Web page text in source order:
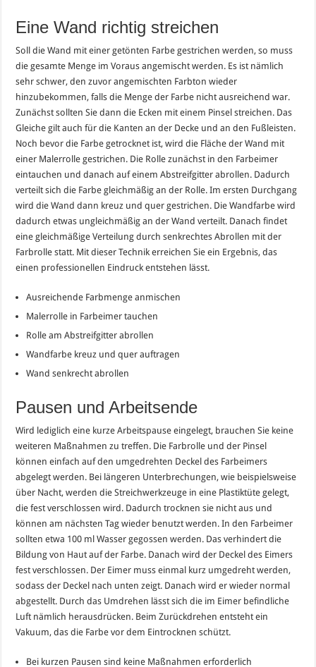
Eine Wand richtig streichen
Soll die Wand mit einer getönten Farbe gestrichen werden, so muss
die gesamte Menge im Voraus angemischt werden. Es ist nämlich
sehr schwer, den zuvor angemischten Farbton wieder
hinzubekommen, falls die Menge der Farbe nicht ausreichend war.
Zunächst sollten Sie dann die Ecken mit einem Pinsel streichen. Das
Gleiche gilt auch für die Kanten an der Decke und an den Fußleisten.
Noch bevor die Farbe getrocknet ist, wird die Fläche der Wand mit
einer Malerrolle gestrichen. Die Rolle zunächst in den Farbeimer
eintauchen und danach auf einem Abstreifgitter abrollen. Dadurch
verteilt sich die Farbe gleichmäßig an der Rolle. Im ersten Durchgang
wird die Wand dann kreuz und quer gestrichen. Die Wandfarbe wird
dadurch etwas ungleichmäßig an der Wand verteilt. Danach findet
eine gleichmäßige Verteilung durch senkrechtes Abrollen mit der
Farbrolle statt. Mit dieser Technik erreichen Sie ein Ergebnis, das
einen professionellen Eindruck entstehen lässt.
Ausreichende Farbmenge anmischen
Malerrolle in Farbeimer tauchen
Rolle am Abstreifgitter abrollen
Wandfarbe kreuz und quer auftragen
Wand senkrecht abrollen
Pausen und Arbeitsende
Wird lediglich eine kurze Arbeitspause eingelegt, brauchen Sie keine
weiteren Maßnahmen zu treffen. Die Farbrolle und der Pinsel
können einfach auf den umgedrehten Deckel des Farbeimers
abgelegt werden. Bei längeren Unterbrechungen, wie beispielsweise
über Nacht, werden die Streichwerkzeuge in eine Plastiktüte gelegt,
die fest verschlossen wird. Dadurch trocknen sie nicht aus und
können am nächsten Tag wieder benutzt werden. In den Farbeimer
sollten etwa 100 ml Wasser gegossen werden. Das verhindert die
Bildung von Haut auf der Farbe. Danach wird der Deckel des Eimers
fest verschlossen. Der Eimer muss einmal kurz umgedreht werden,
sodass der Deckel nach unten zeigt. Danach wird er wieder normal
abgestellt. Durch das Umdrehen lässt sich die im Eimer befindliche
Luft nämlich herausdrücken. Beim Zurückdrehen entsteht ein
Vakuum, das die Farbe vor dem Eintrocknen schützt.
Bei kurzen Pausen sind keine Maßnahmen erforderlich